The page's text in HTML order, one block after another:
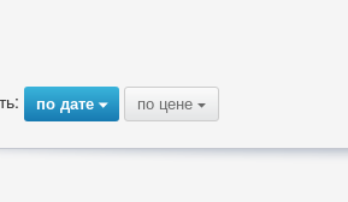
по дате{ по цене {